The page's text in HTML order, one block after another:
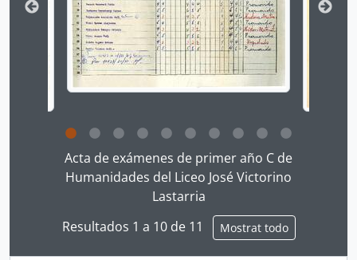
Clicking this description title link will open the
Acta de exámenes de primer año C de
Humanidades del Liceo José Victorino
Lastarria
Resultados 1 a 10 de 11
Mostrat todo